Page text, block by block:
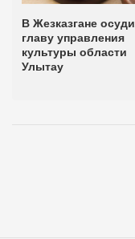
В Жезказгане
главу управления
культуры области
Улытау